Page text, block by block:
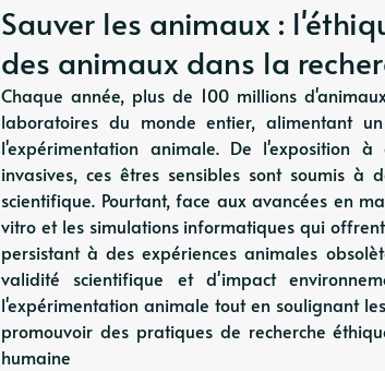
Sauver les animaux :
des animaux dans la
Chaque année, plus de 100 millions
laboratoires du monde entier, alimentant
l'expérimentation animale. De l'exposition
invasives, ces êtres sensibles sont soumis à
scientifique. Pourtant, face aux avancées en
vitro et les simulations informatiques qui
persistant à des expériences animales
validité scientifique et d'impact
l'expérimentation animale tout en soulignant
promouvoir des pratiques de recherche
humaine